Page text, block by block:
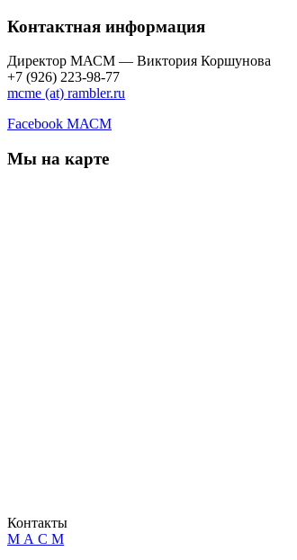
Контактная информация
Директор МАСМ — Виктория Коршунова
+7 (926) 223-98-77
mcme (at) rambler.ru
Facebook МАСМ
Мы на карте
Контакты
М А С М